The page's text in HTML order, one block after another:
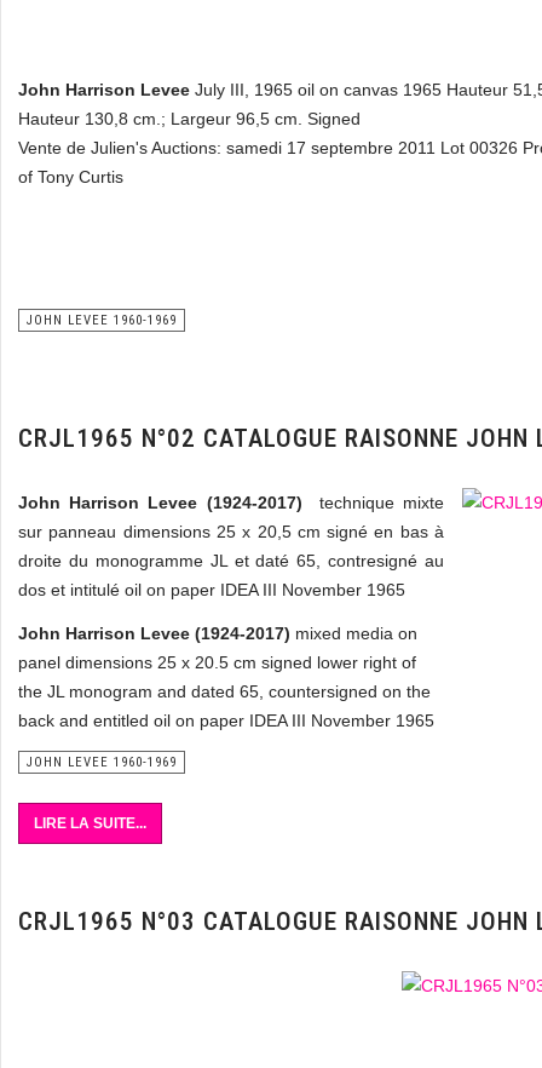
John Harrison Levee July III, 1965 oil on canvas 1965 Hauteur
Hauteur 130,8 cm.; Largeur 96,5 cm. Signed
Vente de Julien's Auctions: samedi 17 septembre 2011 Lot 00326
of Tony Curtis
JOHN LEVEE 1960-1969
CRJL1965 N°02 CATALOGUE RAISONNE JOHN
John Harrison Levee (1924-2017)
technique mixte
sur panneau dimensions 25 x 20,5 cm signé en bas à
droite du monogramme JL et daté 65, contresigné au
dos et intitulé oil on paper IDEA III November 1965
John Harrison Levee (1924-2017) mixed media on
panel dimensions 25 x 20.5 cm signed lower right of
the JL monogram and dated 65, countersigned on the
back and entitled oil on paper IDEA III November 1965
JOHN LEVEE 1960-1969
LIRE LA SUITE...
CRJL1965 N°03 CATALOGUE RAISONNE JOHN